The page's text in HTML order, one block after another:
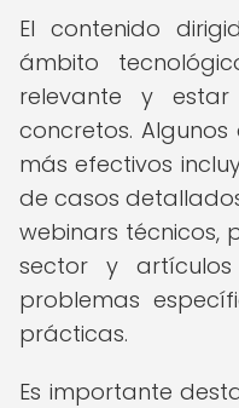
El contenido
ámbito
relevante y
concretos.
más efectivos
de casos
webinars técnicos,
sector y
problemas
prácticas.
Es importante